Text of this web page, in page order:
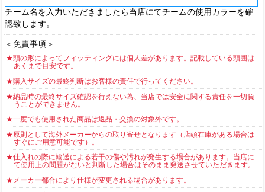
チーム名を入力いただきましたら当店にてチームの使用カラーを確
認致します。
＜免責事項＞
★頭の形によってフィッティングには個人差があります。記載している頭囲は
あくまで目安です。
★購入サイズの最終判断はお客様の責任で行ってください。
★納品時の最終サイズ確認を行えない為、当店では安全に関する責任を一切負
うことができません。
★一度でも使用された商品は返品・交換の対象外です。
★原則として海外メーカーからの取り寄せとなります（店頭在庫がある場合は
すぐにご用意可能です）。
★仕入れの際に輸送による若干の傷や汚れが発生する場合があります。当店に
て使用上の問題がないと判断した場合はそのまま発送させていただきます。
★メーカー都合により仕様が変更される場合があります。